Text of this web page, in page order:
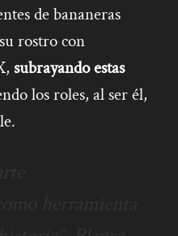
de bananeras
rostro con
subrayando estas
los roles, al ser él,